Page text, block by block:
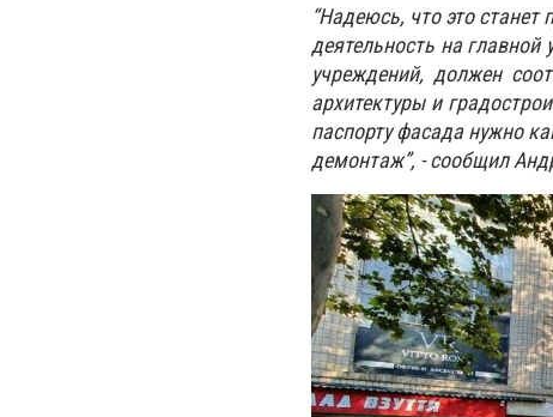
“Надеюсь, что это
деятельность на
учреждений, должен
архитектуры и
паспорту фасада нужно
демонтаж”, - сообщил